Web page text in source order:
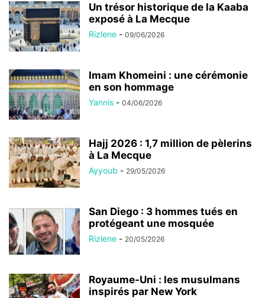
Un trésor historique de la Kaaba
exposé à La Mecque
Rizlene - 09/06/2026
Imam Khomeini : une cérémonie
en son hommage
Yannis - 04/06/2026
Hajj 2026 : 1,7 million de pèlerins
à La Mecque
Ayyoub - 29/05/2026
San Diego : 3 hommes tués en
protégeant une mosquée
Rizlene - 20/05/2026
Royaume-Uni : les musulmans
inspirés par New York